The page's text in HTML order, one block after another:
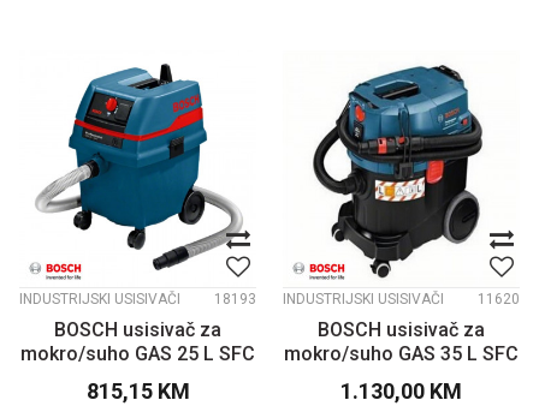
INDUSTRIJSKI USISIVAČI 18193
BOSCH usisivač za
mokro/suho GAS 25 L SFC
Professional
815,15 KM
INDUSTRIJSKI USISIVAČI 11620
BOSCH usisivač za
mokro/suho GAS 35 L SFC
Professional
1.130,00 KM